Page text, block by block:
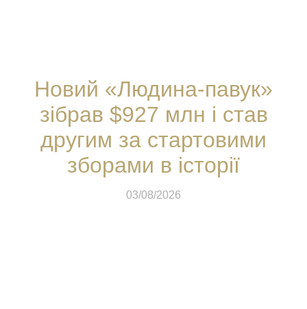
Новий «Людина-павук»
зібрав $927 млн і став
другим за стартовими
зборами в історії
03/08/2026